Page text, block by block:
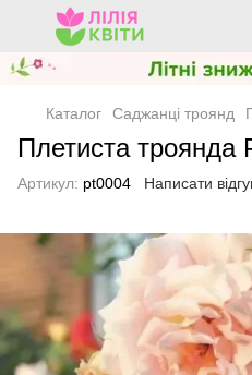
Каталог Саджанці троянд
Плетиста троянда
Артикул: pt0004 Написати